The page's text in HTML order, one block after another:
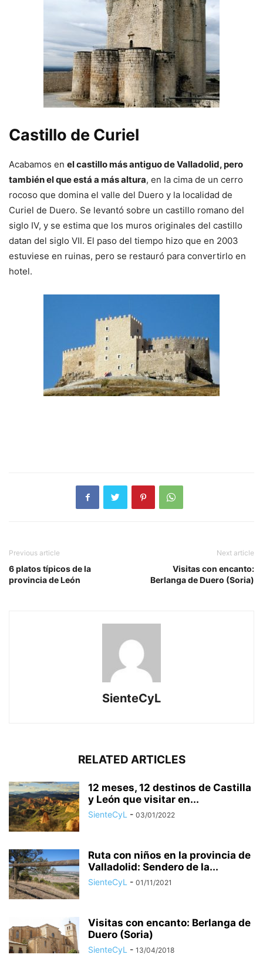
Castillo de Curiel
Acabamos en el castillo más antiguo de Valladolid, pero
también el que está a más altura, en la cima de un cerro
rocoso que domina el valle del Duero y la localidad de
Curiel de Duero. Se levantó sobre un castillo romano del
siglo IV, y se estima que los muros originales del castillo
datan del siglo VII. El paso del tiempo hizo que en 2003
estuviese en ruinas, pero se restauró para convertirlo en
hotel.
Previous article
6 platos típicos de la
provincia de León
Next article
Visitas con encanto:
Berlanga de Duero (Soria)
SienteCyL
RELATED ARTICLES
12 meses, 12 destinos de Castilla
y León que visitar en...
SienteCyL - 03/01/2022
Ruta con niños en la provincia de
Valladolid: Sendero de la...
SienteCyL - 01/11/2021
Visitas con encanto: Berlanga de
Duero (Soria)
SienteCyL - 13/04/2018